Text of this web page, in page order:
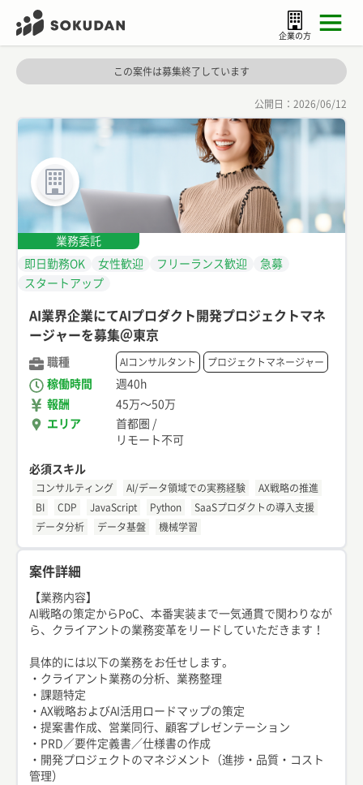
企業の方
この案件は募集終了しています
公開日： 2026/06/12
業務委託
即日勤務OK
女性歓迎 フリーランス歓迎
急募
スタートアップ
AI業界企業にてAIプロダクト開発プロジェクトマネ
ージャーを募集＠東京
職種 AIコンサルタント プロジェクトマネージャー
稼働時間
週40h
報酬
45万〜50万
エリア
首都圏 /
リモート不可
必須スキル
コンサルティング AI/データ領域での実務経験
AX戦略の推進
BI
CDP JavaScript Python
SaaSプロダクトの導入支援
データ分析
データ基盤 機械学習
案件詳細
【業務内容】
AI戦略の策定からPoC、本番実装まで一気通貫で関わりなが
ら、クライアントの業務変革をリードしていただきます！
具体的には以下の業務をお任せします。
・クライアント業務の分析、業務整理
・課題特定
・AX戦略およびAI活用ロードマップの策定
・提案書作成、営業同行、顧客プレゼンテーション
・PRD／要件定義書／仕様書の作成
・開発プロジェクトのマネジメント（進捗・品質・コスト
管理）